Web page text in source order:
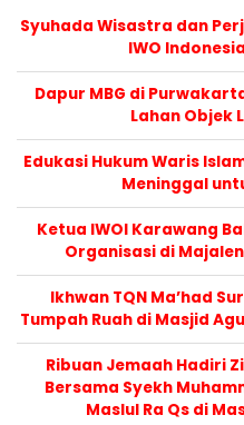
Syuhada Wisastra dan
IWO
Dapur MBG di
Lahan Objek
Edukasi Hukum Waris
Meninggal
Ketua IWOI Karawang
Organisasi di
Ikhwan TQN Ma’had
Tumpah Ruah di Masjid
Ribuan Jemaah Hadiri
Bersama Syekh
Maslul Ra Qs di